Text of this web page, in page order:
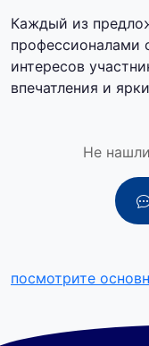
Каждый из
профессионалами
интересов
впечатления и
Не
посмотрите